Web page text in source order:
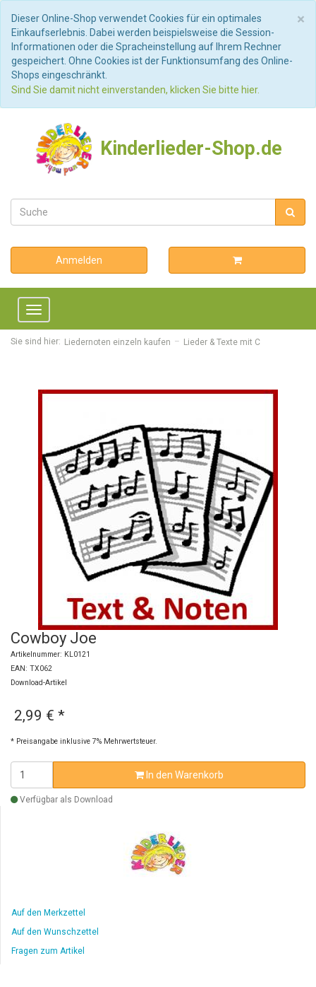
×
Dieser Online-Shop verwendet Cookies für ein optimales
Einkaufserlebnis. Dabei werden beispielsweise die Session-
Informationen oder die Spracheinstellung auf Ihrem Rechner
gespeichert. Ohne Cookies ist der Funktionsumfang des Online-
Shops eingeschränkt.
Sind Sie damit nicht einverstanden, klicken Sie bitte hier.
Kinderlieder-Shop.de
Anmelden
Toggle
navigation
Sie sind hier: Liedernoten einzeln kaufen Lieder & Texte mit C
Cowboy Joe
Artikelnummer: KL0121
EAN: TX062
Download-Artikel
2,99 € *
* Preisangabe inklusive 7% Mehrwertsteuer.
In den Warenkorb
Verfügbar als Download
Auf den Merkzettel
Auf den Wunschzettel
Fragen zum Artikel